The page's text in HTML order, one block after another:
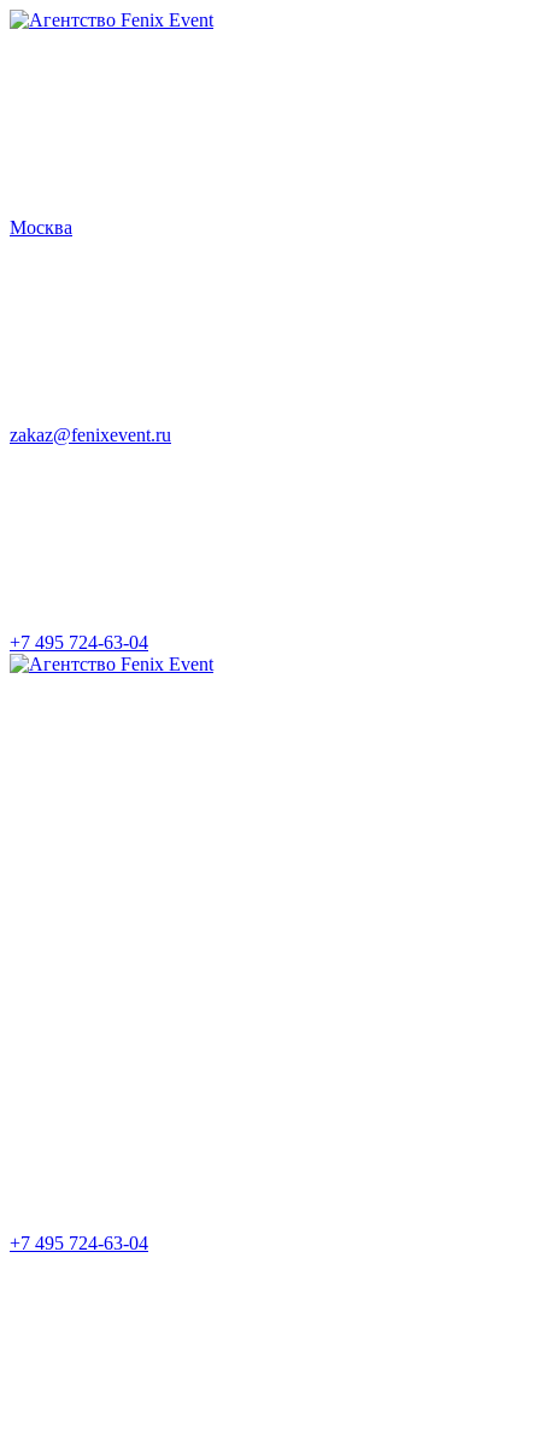
Агентство
Москва
zakaz@fenixevent.ru
+7 495 724-63-04
Агентство
+7 495 724-63-04